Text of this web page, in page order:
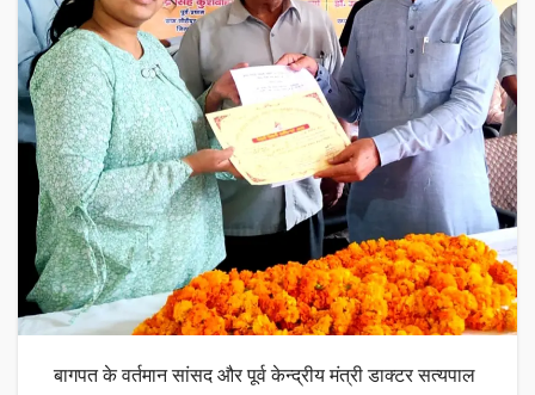
बागपत के वर्तमान सांसद और पूर्व केन्द्रीय मंत्री डाक्टर सत्यपाल